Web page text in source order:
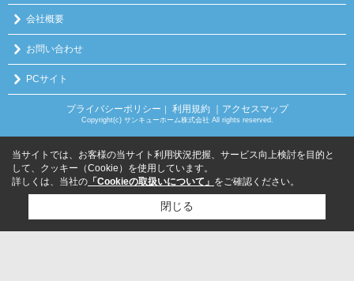
会社概要
お問い合わせ
PCサイト
プライバシーポリシー ｜ 利用規約 ｜アクセスマップ
Copyright(c) サンキューホーム株式会社 All rights reserved.
当サイトでは、お客様の当サイト利用状況把握、サービス向上検討を目的と
して、クッキー（Cookie）を使用しています。
詳しくは、当社の 「Cookieの取扱いについて」 をご確認ください。
閉じる